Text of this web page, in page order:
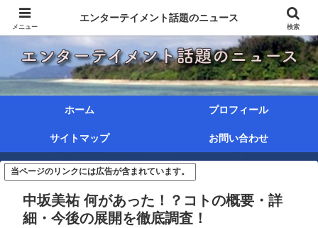
ホーム プロフィール
サイトマップ お問い合わせ
当ページのリンクには広告が含まれています。
中坂美祐 何があった！？コトの概要・詳
細・今後の展開を徹底調査！
メニュー
エンターテイメント話題のニュース
検索